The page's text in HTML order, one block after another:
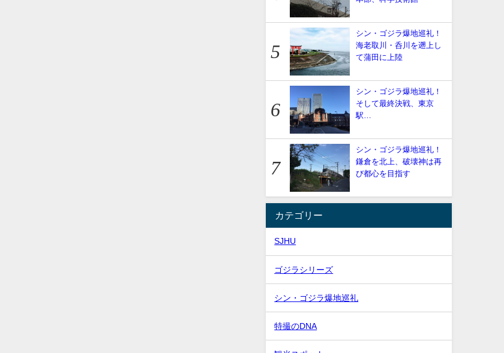
シン・ゴジラ爆地巡礼！
海老取川・呑川を遡上し
て蒲田に上陸
シン・ゴジラ爆地巡礼！
そして最終決戦、東京
駅…
シン・ゴジラ爆地巡礼！
鎌倉を北上、破壊神は再
び都心を目指す
カテゴリー
SJHU
ゴジラシリーズ
シン・ゴジラ爆地巡礼
特撮のDNA